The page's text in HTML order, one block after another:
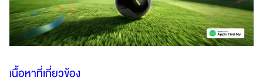
เนื้อหาที่เกี่ยวข้อง